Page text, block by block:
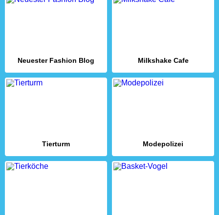
Neuester Fashion Blog Milkshake Cafe
Tierturm Modepolizei